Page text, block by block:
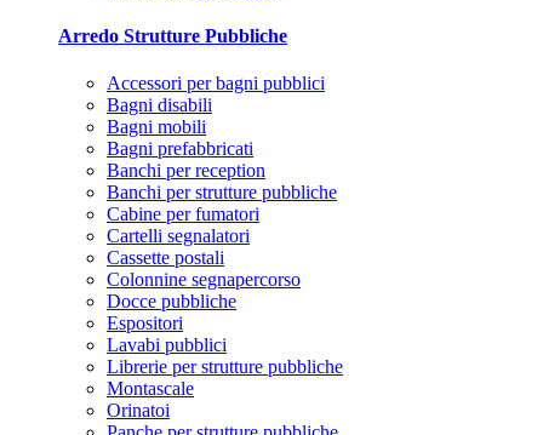
Arredo Strutture Pubbliche
Accessori per bagni pubblici
Bagni disabili
Bagni mobili
Bagni prefabbricati
Banchi per reception
Banchi per strutture pubbliche
Cabine per fumatori
Cartelli segnalatori
Cassette postali
Colonnine segnapercorso
Docce pubbliche
Espositori
Lavabi pubblici
Librerie per strutture pubbliche
Montascale
Orinatoi